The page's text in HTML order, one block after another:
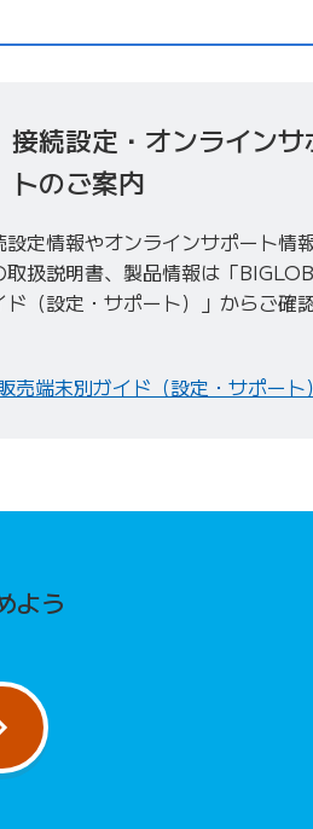
接続設定・オンラインサ
トのご案内
設定情報やオンラインサポート情
取扱説明書、製品情報は「
ド（設定・サポート）」からご確
売端末別ガイド（設定・サポート）
よう